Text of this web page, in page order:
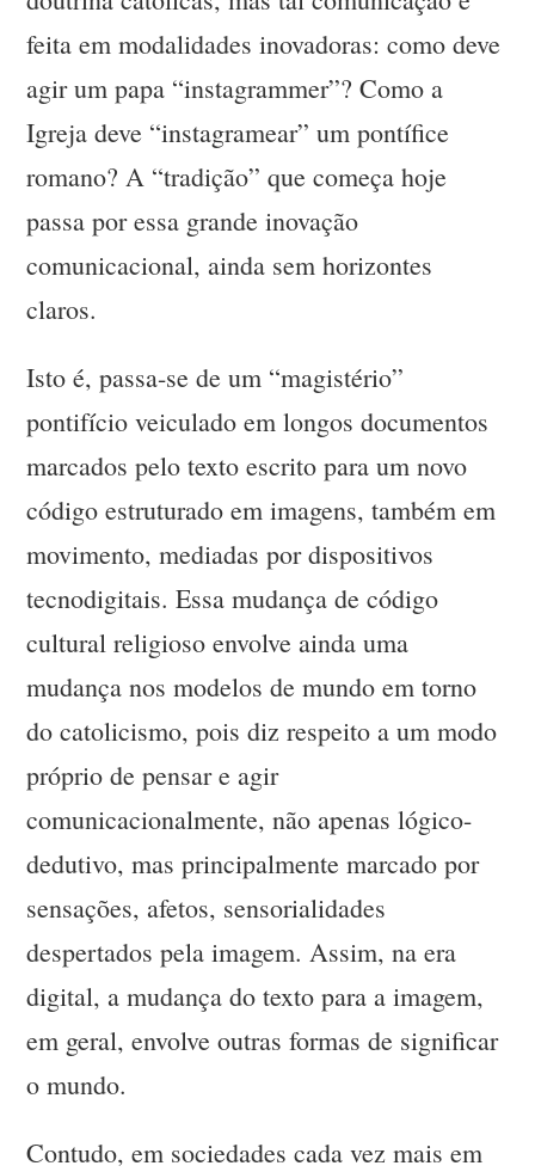
feita em modalidades inovadoras: como deve
agir um papa “instagrammer”? Como a
Igreja deve “instagramear” um pontífice
romano? A “tradição” que começa hoje
passa por essa grande inovação
comunicacional, ainda sem horizontes
claros.
Isto é, passa-se de um “magistério”
pontifício veiculado em longos documentos
marcados pelo texto escrito para um novo
código estruturado em imagens, também em
movimento, mediadas por dispositivos
tecnodigitais. Essa mudança de código
cultural religioso envolve ainda uma
mudança nos modelos de mundo em torno
do catolicismo, pois diz respeito a um modo
próprio de pensar e agir
comunicacionalmente, não apenas lógico-
dedutivo, mas principalmente marcado por
sensações, afetos, sensorialidades
despertados pela imagem. Assim, na era
digital, a mudança do texto para a imagem,
em geral, envolve outras formas de significar
o mundo.
Contudo, em sociedades cada vez mais em